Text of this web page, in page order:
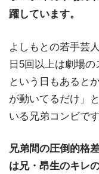
躍しています。
よしもとの若手芸
日5回以上は劇場
という日もあると
が動いてるだけ」
いる兄弟コンビです
兄弟間の圧倒的格
は兄・昂生のキレ